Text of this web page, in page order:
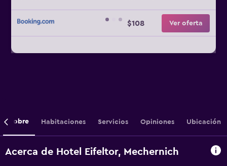
$108 Ver oferta
Sobre Habitaciones Servicios Opiniones Ubicación
Acerca de Hotel Eifeltor, Mechernich